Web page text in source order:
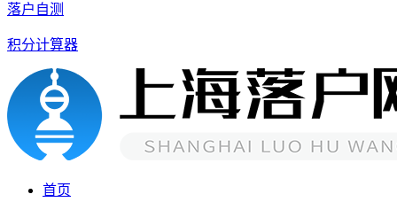
落户自测
积分计算器
首页